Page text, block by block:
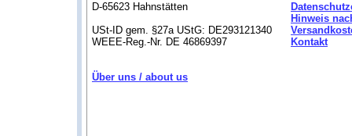
D-65623 Hahnstätten
USt-ID gem. §27a UStG: DE293121340
WEEE-Reg.-Nr. DE 46869397
Über uns / about us
Hinweis
Kontakt